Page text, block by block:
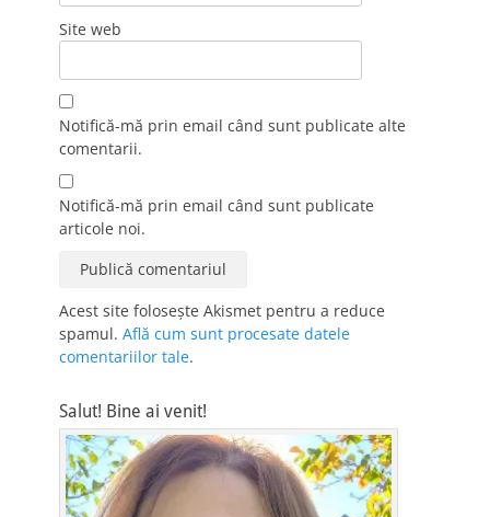
Site web
Notifică-mă prin email când sunt publicate alte
comentarii.
Notifică-mă prin email când sunt publicate
articole noi.
Acest site folosește Akismet pentru a reduce
spamul. Află cum sunt procesate datele
comentariilor tale.
Salut! Bine ai venit!